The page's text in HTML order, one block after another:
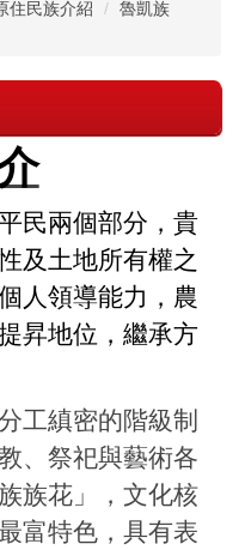
住民族介紹
魯凱族
民兩個部分，貴
及土地所有權之
人領導能力，農
昇地位，繼承方
工縝密的階級制
、祭祀與藝術各
族花」，文化核
富特色，具有表